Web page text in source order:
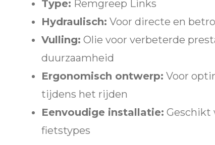
Type: Remgreep Links
Hydraulisch: Voor directe en
Vulling: Olie voor verbeterde
duurzaamheid
Ergonomisch ontwerp: Voor
tijdens het rijden
Eenvoudige installatie: Geschikt
fietstypes